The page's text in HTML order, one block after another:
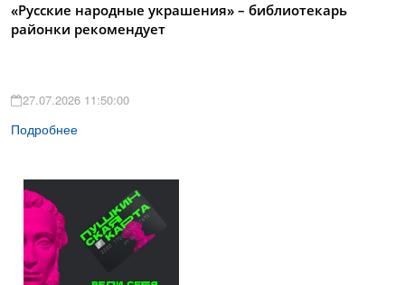
«Русские народные украшения» – библиотекарь
районки рекомендует
27.07.2026 11:50:00
Подробнее